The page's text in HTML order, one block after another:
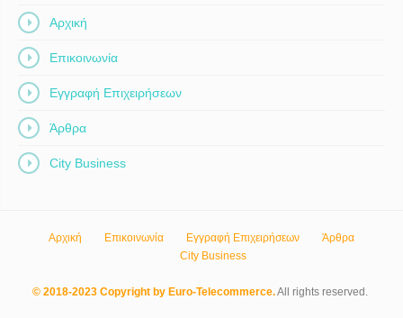
Αρχική
Επικοινωνία
Εγγραφή Επιχειρήσεων
Άρθρα
City Business
Αρχική Επικοινωνία Εγγραφή Επιχειρήσεων
Άρθρα
City Business
© 2018-2023 Copyright by Euro-Telecommerce.All rights reserved.